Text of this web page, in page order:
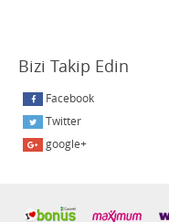
Bizi Takip Edin
Facebook
Twitter
google+